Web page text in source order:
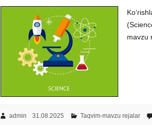
mavzu
admin 31.08.2025 Taqvim-mavzu rejalar